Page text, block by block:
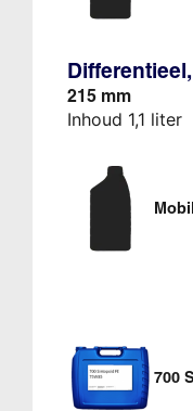
215 mm
Inhoud 1,1 liter
700